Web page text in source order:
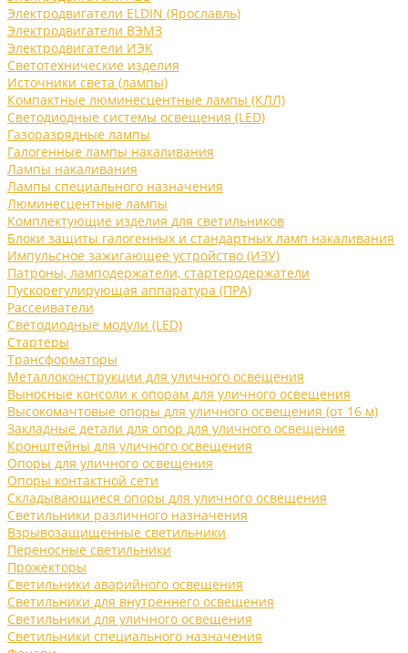
Электродвигатели ELDIN (Ярославль)
Электродвигатели ВЭМЗ
Электродвигатели ИЭК
Светотехнические изделия
Источники света (лампы)
Компактные люминесцентные лампы (КЛЛ)
Светодиодные системы освещения (LED)
Газоразрядные лампы
Галогенные лампы накаливания
Лампы накаливания
Лампы специального назначения
Люминесцентные лампы
Комплектующие изделия для светильников
Блоки защиты галогенных и стандартных ламп накаливания
Импульсное зажигающее устройство (ИЗУ)
Патроны, ламподержатели, стартеродержатели
Пускорегулирующая аппаратура (ПРА)
Рассеиватели
Светодиодные модули (LED)
Стартеры
Трансформаторы
Металлоконструкции для уличного освещения
Выносные консоли к опорам для уличного освещения
Высокомачтовые опоры для уличного освещения (от 16 м)
Закладные детали для опор для уличного освещения
Кронштейны для уличного освещения
Опоры для уличного освещения
Опоры контактной сети
Складывающиеся опоры для уличного освещения
Светильники различного назначения
Взрывозащищенные светильники
Переносные светильники
Прожекторы
Светильники аварийного освещения
Светильники для внутреннего освещения
Светильники для уличного освещения
Светильники специального назначения